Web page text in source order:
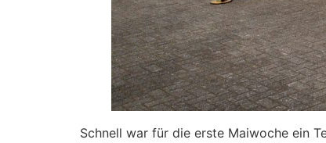
Schnell war für die erste Maiwoche ein